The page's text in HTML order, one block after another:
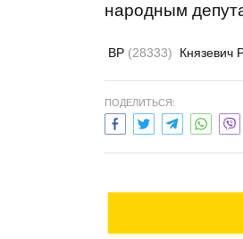
народным
ВР (28333) Князевич
ПОДЕЛИТЬСЯ: